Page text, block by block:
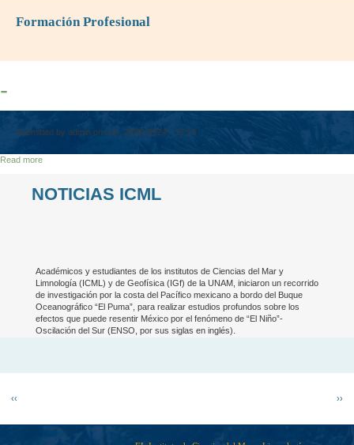
Formación Profesional
-
Submitted by admin on Lun, 29/01/2024 - 13:13
Read more
NOTICIAS ICML
Académicos y estudiantes de los institutos de Ciencias del Mar y
Limnología (ICML) y de Geofísica (IGf) de la UNAM, iniciaron un recorrido
de investigación por la costa del Pacífico mexicano a bordo del Buque
Oceanográfico “El Puma”, para realizar estudios profundos sobre los
efectos que puede resentir México por el fenómeno de “El Niño”-
Oscilación del Sur (ENSO, por sus siglas en inglés).
Pagination
Previous page
‹‹ ››